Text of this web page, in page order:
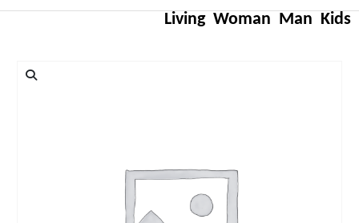
Kids
Man
Woman
Living